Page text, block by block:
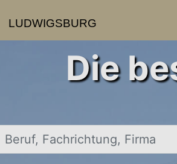
LUDWIGSBURG
Die
Beruf, Fachrichtung, Firma